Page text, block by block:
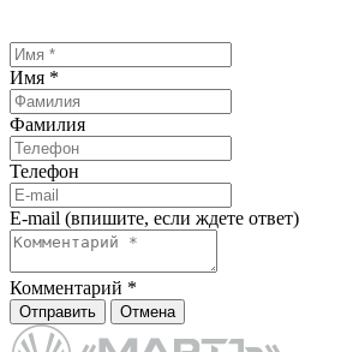
Имя *
Фамилия
Телефон
E-mail (впишите, если ждете ответ)
Комментарий *
Отправить Отмена